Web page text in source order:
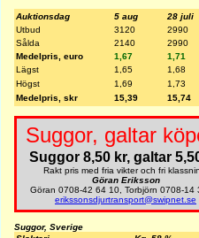
Auktionsdag 5 aug
28 juli
Utbud
3120
2990
Sålda
2140
2990
Medelpris, euro
1,67
1,71
Lägst
1,65
1,68
Högst
1,69
1,73
Medelpris, skr
15,39 15,74
Suggor, galtar
Suggor 8,50 kr, galtar
Rakt pris med fria vikter och fri
Göran Eriksson
Göran 0708-42 64 10, Torbjörn 0708-14
erikssonsdjurtransport@swipnet.se
Suggor, Sverige